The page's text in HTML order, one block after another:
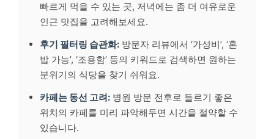
빠르게 먹을 수 있는 곳, 저녁에는 좀 더 여유로운
인근 맛집을 고려해보세요.
후기 필터링 습관화: 방문자 리뷰에서 ‘가성비’, ‘혼
밥 가능’, ‘조용함’ 등의 키워드로 검색하면 원하는
분위기의 식당을 찾기 쉬워요.
카페는 동선 고려: 병원 방문 전후로 들르기 좋은
위치의 카페를 미리 파악해두면 시간을 절약할 수
있습니다.